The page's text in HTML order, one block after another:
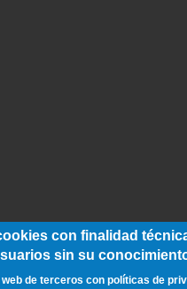
con finalidad
sin su
de terceros con políticas de